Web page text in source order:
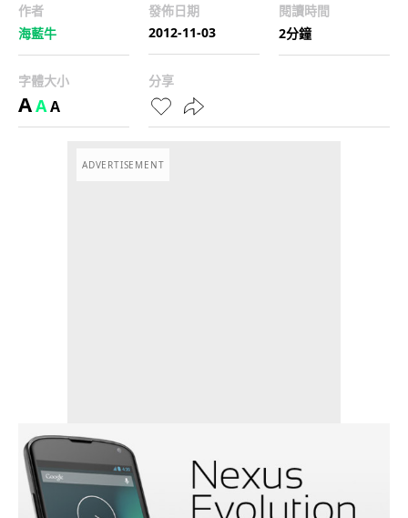
作者
海藍牛
發佈日期
2012-11-03
閱讀時間
2分鐘
字體大小
AAA
分享
ADVERTISEMENT